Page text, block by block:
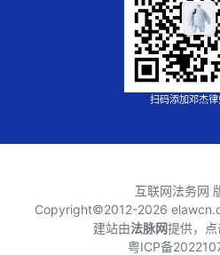
扫码添加邓杰
互联网法务网
Copyright©2012-2026
建站由法脉网提供，点
粤ICP备